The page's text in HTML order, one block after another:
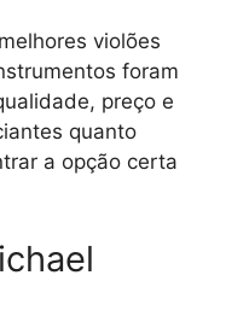
violões
foram
preço e
quanto
a opção certa